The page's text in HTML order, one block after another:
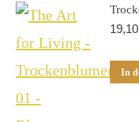
19,10
In